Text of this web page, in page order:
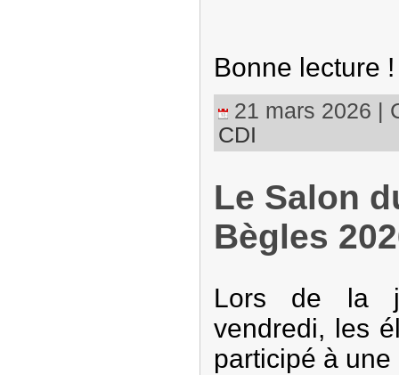
Bonne lecture !
21 mars 2026 |
CDI
Le Salon
Bègles
Lors de la
vendredi, les
participé à